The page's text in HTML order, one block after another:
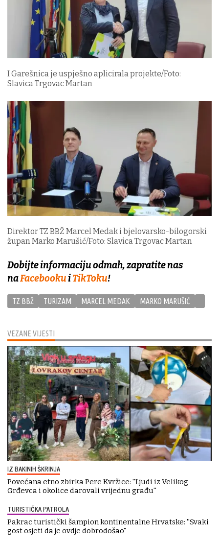
VEZANE VIJESTI
IZ BAKINIH ŠKRINJA
Povećana etno zbirka Pere Kvržice: ''Ljudi iz Velikog
Grđevca i okolice darovali vrijednu građu''
TURISTIČKA PATROLA
Pakrac turistički šampion kontinentalne Hrvatske: ''Svaki
gost osjeti da je ovdje dobrodošao"
I Garešnica je uspješno aplicirala projekte/Foto:
Slavica Trgovac Martan
Direktor TZ BBŽ Marcel Medak i bjelovarsko-bilogorski
župan Marko Marušić/Foto: Slavica Trgovac Martan
Dobijte informaciju odmah, zapratite nas
naFacebookuiTikToku!
TZ BBŽ TURIZAM MARCEL MEDAK MARKO MARUŠIĆ